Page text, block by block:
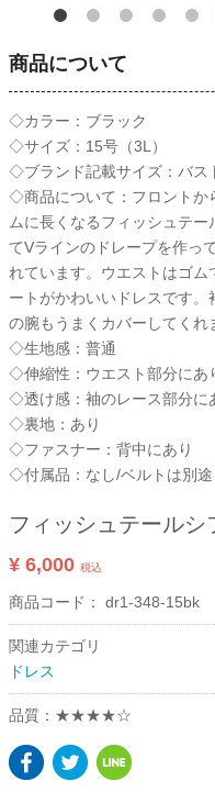
商品について
◇カラー：ブラック
◇サイズ：15号（3L）
◇ブランド記載サイズ：バス
◇商品について：フロントか
ムに長くなるフィッシュテ
てVラインのドレープを作っ
れています。ウエストはゴ
ートがかわいいドレスです
の腕もうまくカバーしてくれ
◇生地感：普通
◇伸縮性：ウエスト部分にあ
◇透け感：袖のレース部分に
◇裏地：あり
◇ファスナー：背中にあり
◇付属品：なし/ベルトは別途
フィッシュテール
¥ 6,000 税込
商品コード： dr1-348-15bk
関連カテゴリ
ドレス
品質：★★★★☆